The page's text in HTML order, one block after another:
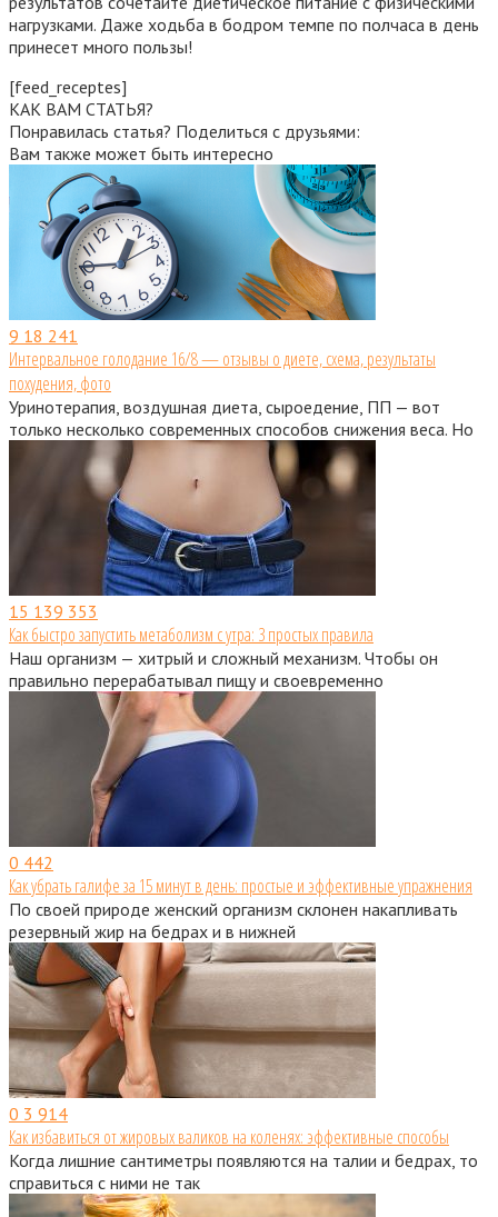
нагрузками. Даже ходьба в бодром темпе по полчаса в день
принесет много пользы!
[feed_receptes]
КАК ВАМ СТАТЬЯ?
Понравилась статья? Поделиться с друзьями:
Вам также может быть интересно
9 18 241
Интервальное голодание 16/8 — отзывы о диете, схема, результаты
похудения, фото
Уринотерапия, воздушная диета, сыроедение, ПП — вот
только несколько современных способов снижения веса. Но
15 139 353
Как быстро запустить метаболизм с утра: 3 простых правила
Наш организм — хитрый и сложный механизм. Чтобы он
правильно перерабатывал пищу и своевременно
0 442
Как убрать галифе за 15 минут в день: простые и эффективные упражнения
По своей природе женский организм склонен накапливать
резервный жир на бедрах и в нижней
0 3 914
Как избавиться от жировых валиков на коленях: эффективные способы
Когда лишние сантиметры появляются на талии и бедрах, то
справиться с ними не так